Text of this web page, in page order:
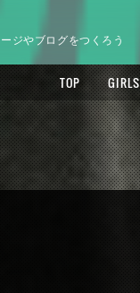
ジやブログをつくろう
TOP GIRLS